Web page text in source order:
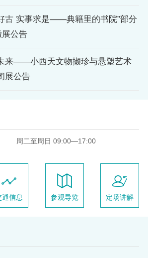
古 实事求是——典籍里的书院”部分
展公告
来——小西天文物撷珍与悬塑艺术
展公告
周二至周日 09:00—17:00
通信息 参观导览 定场讲解